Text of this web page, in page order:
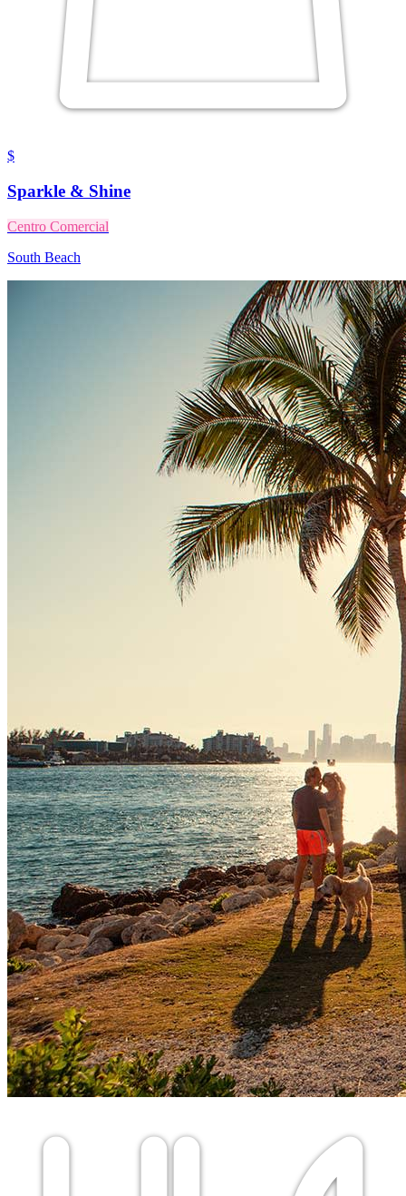
$
Sparkle & Shine
Centro Comercial
South Beach